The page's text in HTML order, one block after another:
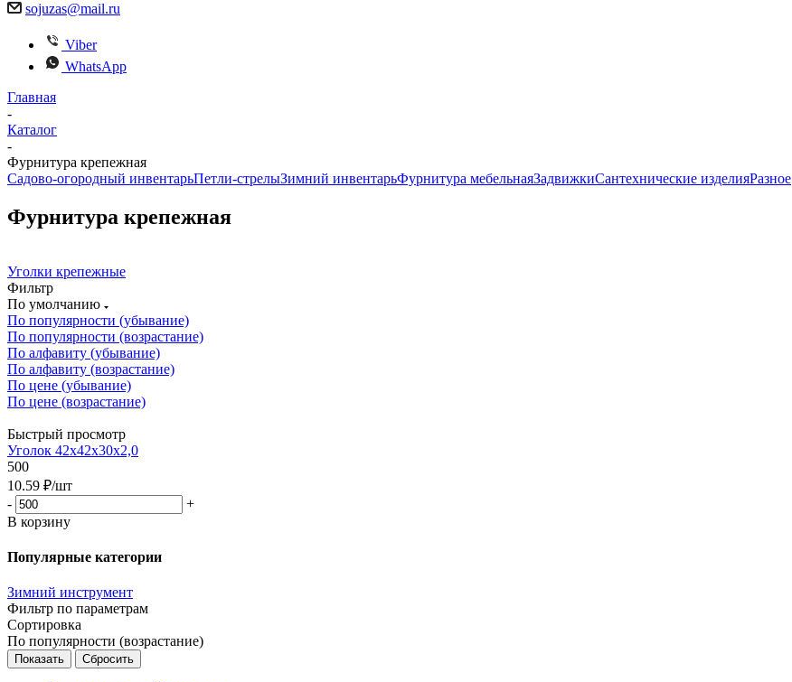
sojuzas@mail.ru
Viber
WhatsApp
Главная
-
Каталог
-
Фурнитура крепежная
Садово-огородный инвентарьПетли-стрелыЗимний инвентарьФурнитура мебельнаяЗадвижкиСантехнические изделияРазное
Фурнитура крепежная
Уголки крепежные
Фильтр
По умолчанию
По популярности (убывание)
По популярности (возрастание)
По алфавиту (убывание)
По алфавиту (возрастание)
По цене (убывание)
По цене (возрастание)
Быстрый просмотр
Уголок 42х42х30х2,0
500
10.59 ₽/шт
-
+
В корзину
Популярные категории
Зимний инструмент
Фильтр по параметрам
Сортировка
По популярности (возрастание)
Сбросить